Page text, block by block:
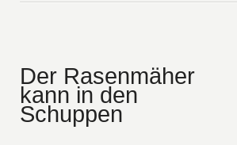
Der Rasenmäher
kann in den
Schuppen